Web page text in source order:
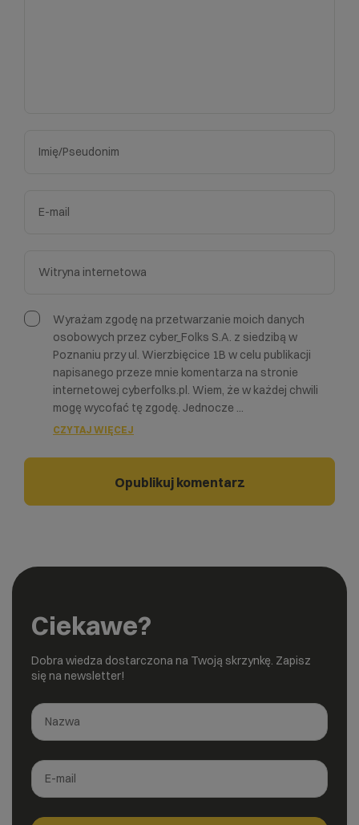
Wyrażam zgodę na przetwarzanie moich danych
osobowych przez cyber_Folks S.A. z siedzibą w
Poznaniu przy ul. Wierzbięcice 1B w celu publikacji
napisanego przeze mnie komentarza na stronie
internetowej cyberfolks.pl. Wiem, że w każdej chwili
mogę wycofać tę zgodę. Jednocze ...
CZYTAJ WIĘCEJ
Ciekawe?
Dobra wiedza dostarczona na Twoją skrzynkę. Zapisz
się na newsletter!